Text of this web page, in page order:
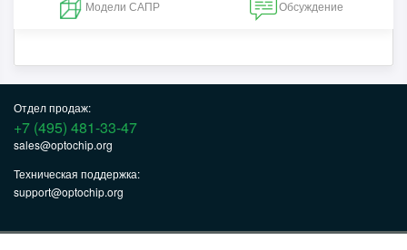
Модели САПР Обсуждение
Отдел продаж:
+7 (495) 481-33-47
sales@optochip.org
Техническая поддержка:
support@optochip.org